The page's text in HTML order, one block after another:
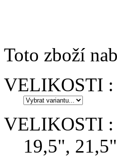
Toto zboží
VELIKOSTI :
VELIKOSTI :
19,5",